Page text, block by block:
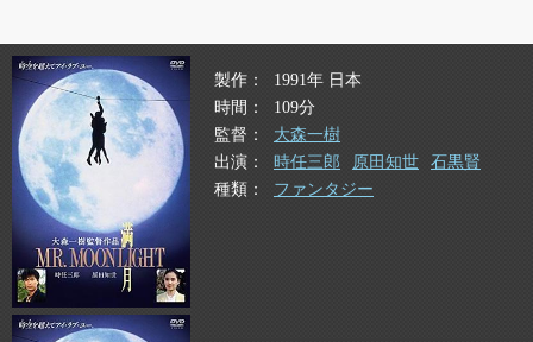
製作
1991年 日本
時間
109分
監督
大森一樹
出演
時任三郎 原田知世
石黒賢
種類
ファンタジー